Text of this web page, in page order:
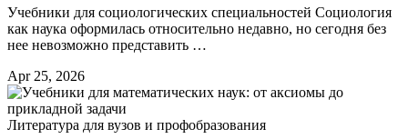
Учебники для социологических специальностей Социология
как наука оформилась относительно недавно, но сегодня без
нее невозможно представить …
Apr 25, 2026
Литература для вузов и профобразования